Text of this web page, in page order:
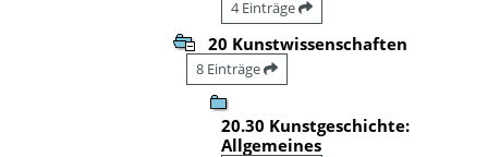
4 Einträge
20 Kunstwissenschaften
8 Einträge
20.30 Kunstgeschichte:
Allgemeines